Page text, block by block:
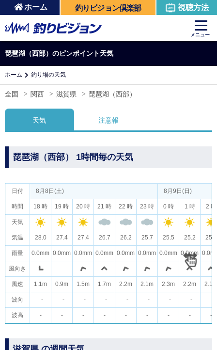
ホーム 釣りビジョン倶楽部 視聴方法
メニュー
琵琶湖（西部）のピンポイント天気
ホーム 釣り場の天気
全国 関西 滋賀県 琵琶湖（西部）
天気 注意報
琵琶湖（西部） 1時間毎の天気
日付
時間
天気
気温
雨量
風向き
風速
波向
波高
8月8日(土) 8月9日(日)
18 時 19 時 20 時 21 時 22 時 23 時 0 時 1 時 2 時
28.0 27.4 27.4 26.7 26.2 25.7 25.5 25.2 25.0
0.0mm 0.0mm 0.0mm 0.0mm 0.0mm 0.0mm 0.0mm 0.0mm
1.1m 0.9m 1.5m 1.7m 2.2m 2.1m 2.3m 2.2m 2.1m
- - - - - - - -
- - - - - - - - -